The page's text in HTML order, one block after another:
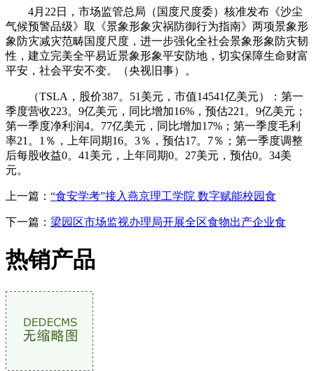
4月22日，市场监管总局（国度尺度委）核准发布《沙尘
气候预警品级》取《景象形象灾祸防御行为指南》两项景象形
象防灾减灾范畴国度尺度，进一步强化全社会景象形象防灾韧
性，建立完美全平易近景象形象平安防地，切实保障生命财富
平安，社会平安不变。（央视旧事）。
（TSLA，股价387。51美元，市值14541亿美元）：第一
季度营收223。9亿美元，同比增加16%，预估221。9亿美元；
第一季度净利润4。77亿美元，同比增加17%；第一季度毛利
率21。1％，上年同期16。3％，预估17。7％；第一季度调整
后每股收益0。41美元，上年同期0。27美元，预估0。34美
元。
上一篇： “食安学考”接入燕京理工学院 数字赋能校园食
下一篇： 梁园区市场监视办理局开展全区食物出产企业食
热销产品